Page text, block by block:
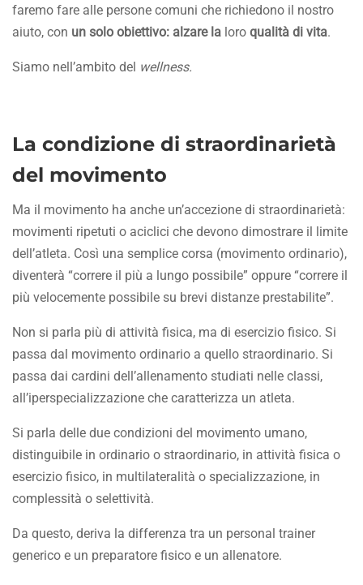
faremo fare alle persone comuni che richiedono il nostro
aiuto, con un solo obiettivo: alzare la loro qualità di vita.
Siamo nell’ambito del wellness.
La condizione di straordinarietà
del movimento
Ma il movimento ha anche un’accezione di straordinarietà:
movimenti ripetuti o aciclici che devono dimostrare il limite
dell’atleta. Così una semplice corsa (movimento ordinario),
diventerà “correre il più a lungo possibile” oppure “correre il
più velocemente possibile su brevi distanze prestabilite”.
Non si parla più di attività fisica, ma di esercizio fisico. Si
passa dal movimento ordinario a quello straordinario. Si
passa dai cardini dell’allenamento studiati nelle classi,
all’iperspecializzazione che caratterizza un atleta.
Si parla delle due condizioni del movimento umano,
distinguibile in ordinario o straordinario, in attività fisica o
esercizio fisico, in multilateralità o specializzazione, in
complessità o selettività.
Da questo, deriva la differenza tra un personal trainer
generico e un preparatore fisico e un allenatore.